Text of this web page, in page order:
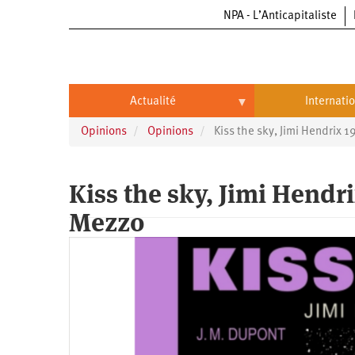
NPA - L’Anticapitaliste
Actualité
Actualité
Entreprises
Entreprises
Oppressions
International
Chine
États-
Unis
Continents
Continents
Afrique
Opinions Opinions Kiss the sky, Jimi Hendrix
Kiss the sky, Jimi
Mezzo